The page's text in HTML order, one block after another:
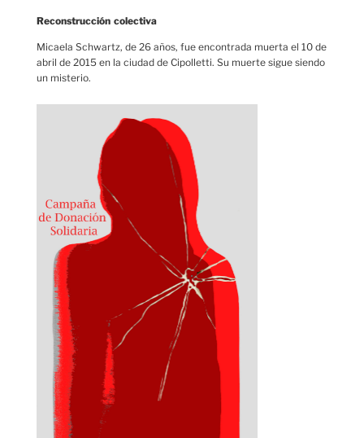
Reconstrucción colectiva
Micaela Schwartz, de 26 años, fue encontrada muerta el 10 de
abril de 2015 en la ciudad de Cipolletti. Su muerte sigue siendo
un misterio.